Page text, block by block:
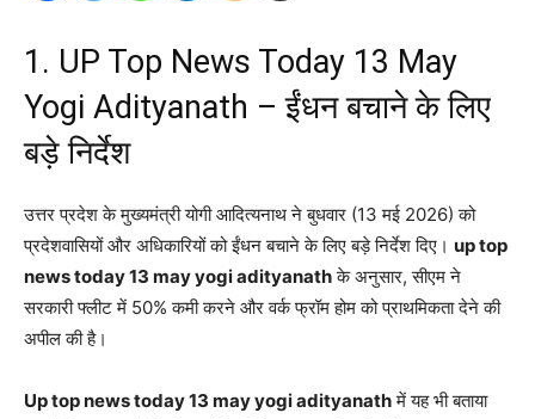
1. UP Top News Today 13 May
Yogi Adityanath – ईंधन बचाने के लिए
बड़े निर्देश
उत्तर प्रदेश के मुख्यमंत्री योगी आदित्यनाथ ने बुधवार (13 मई 2026) को
प्रदेशवासियों और अधिकारियों को ईंधन बचाने के लिए बड़े निर्देश दिए। up top
news today 13 may yogi adityanathके अनुसार, सीएम ने
सरकारी फ्लीट में 50% कमी करने और वर्क फ्रॉम होम को प्राथमिकता देने की
अपील की है।
Up top news today 13 may yogi adityanathमें यह भी बताया